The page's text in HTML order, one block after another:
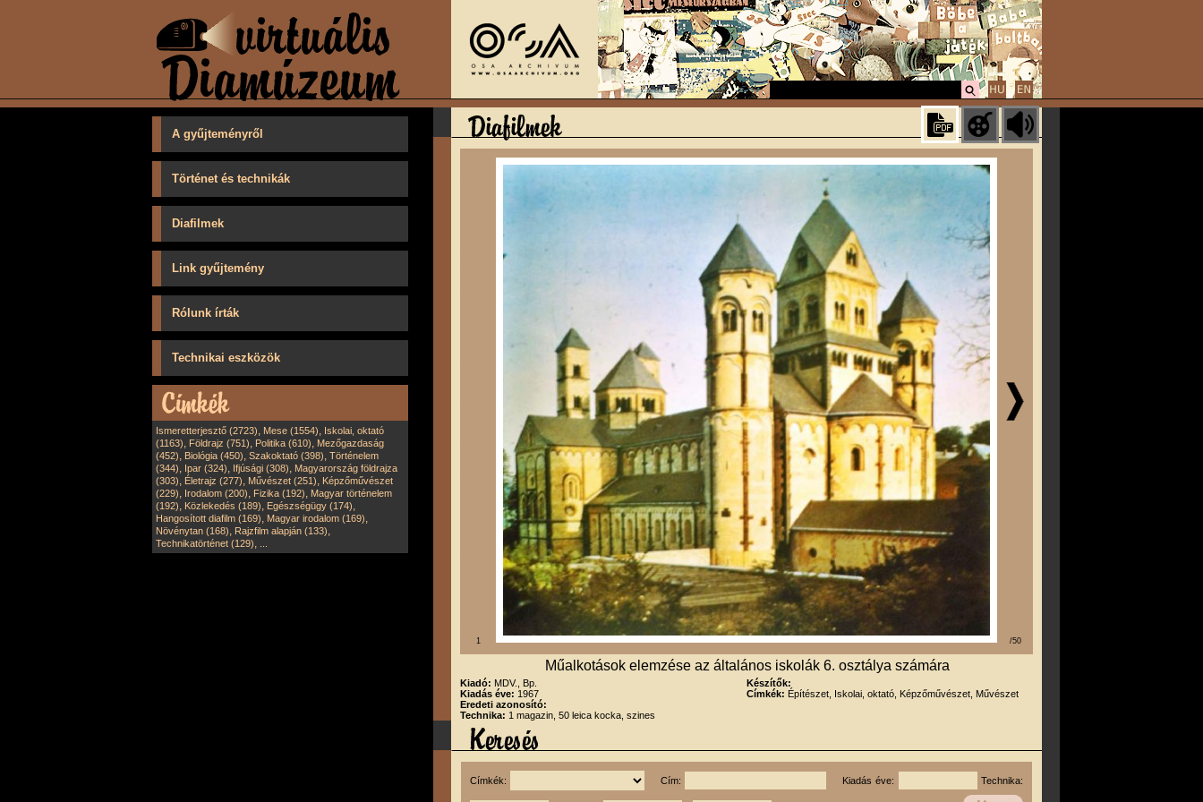
A gyűjteményről
Történet és technikák
Diafilmek
Link gyűjtemény
Rólunk írták
Technikai eszközök
Ismeretterjesztő (2723), Mese (1554), Iskolai, oktató
(1163), Földrajz (751), Politika (610), Mezőgazdaság
(452), Biológia (450), Szakoktató (398), Történelem
(344), Ipar (324), Ifjúsági (308), Magyarország földrajza
(303), Életrajz (277), Művészet (251), Képzőművészet
(229), Irodalom (200), Fizika (192), Magyar történelem
(192), Közlekedés (189), Egészségügy (174),
Hangosított diafilm (169), Magyar irodalom (169),
Növénytan (168), Rajzfilm alapján (133),
Technikatörténet (129),
1 /50
Műalkotások elemzése az általános iskolák 6. osztálya számára
Kiadó: MDV., Bp.
Kiadás éve: 1967
Eredeti azonosító:
Technika: 1 magazin, 50 leica kocka, szines
Készítők:
Címkék: Építészet, Iskolai, oktató, Képzőművészet, Művészet
Címkék: Cím: Kiadás éve: Technika: